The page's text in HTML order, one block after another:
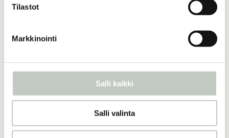
Tilastot
Markkinointi
Salli kaikki
Salli valinta
joogaa raskausaikaan – ihme
sisälläsi
30,00€
Näytä tuote
eteeriset öljyt